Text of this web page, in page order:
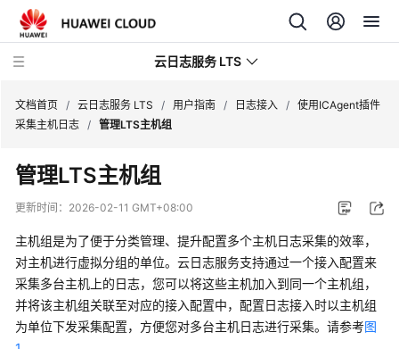
云日志服务 LTS
新
动
功
能
总
览
文档首页 / 云日志服务 LTS / 用户指南 / 日志接入 / 使用ICAgent插件
采集主机日志 / 管理LTS主机组
管理LTS主机组
更新时间： 2026-02-11 GMT+08:00
主机组是为了便于分类管理、提升配置多个主机日志采集的效率，
对主机进行虚拟分组的单位。云日志服务支持通过一个接入配置来
采集多台主机上的日志，您可以将这些主机加入到同一个主机组，
并将该主机组关联至对应的接入配置中，配置日志接入时以主机组
为单位下发采集配置，方便您对多台主机日志进行采集。请参考图